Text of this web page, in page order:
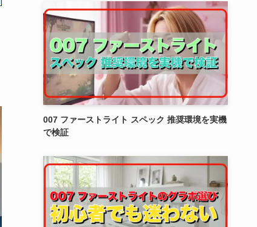
007 ファーストライト スペック 推奨環境を実機
で検証